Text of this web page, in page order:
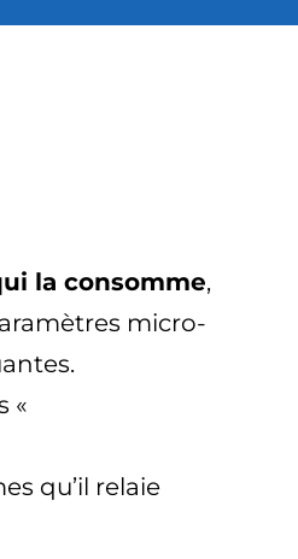
la consomme,
micro-
«
qu’il relaie